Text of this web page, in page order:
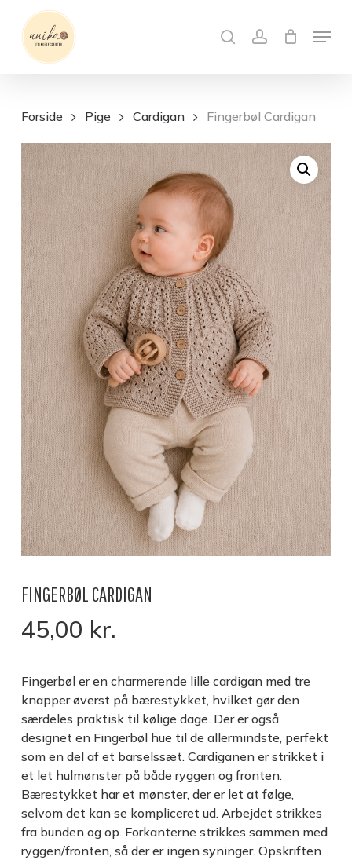
main
content
searchaccount Menu
Kurv Close
Cart
Forside Pige Cardigan Fingerbøl Cardigan
FINGERBØL CARDIGAN
45,00 kr.
Fingerbøl er en charmerende lille cardigan med tre
knapper øverst på bærestykket, hvilket gør den
særdeles praktisk til kølige dage. Der er også
designet en Fingerbøl hue til de allermindste, perfekt
som en del af et barselssæt. Cardiganen er strikket i
et let hulmønster på både ryggen og fronten.
Bærestykket har et mønster, der er let at følge,
selvom det kan se kompliceret ud. Arbejdet strikkes
fra bunden og op. Forkanterne strikkes sammen med
ryggen/fronten, så der er ingen syninger. Opskriften